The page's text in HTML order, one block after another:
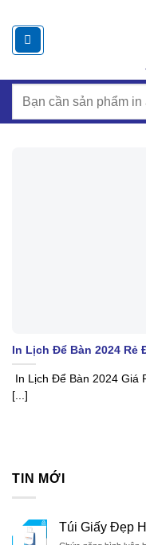
đến
nội
for:
In Lịch Để Bàn 2024 Rẻ
In Lịch Để Bàn 2024
[...]
TIN MỚI
Túi Giấy Đẹp